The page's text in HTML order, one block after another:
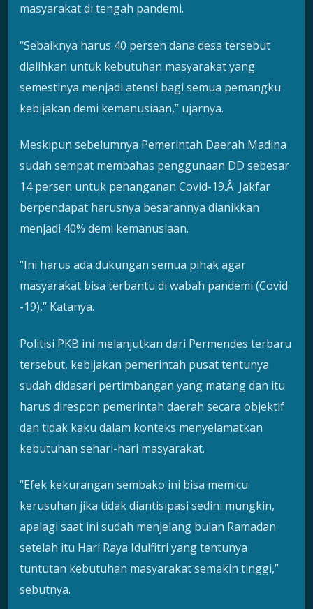
masyarakat di tengah pandemi.
“Sebaiknya harus 40 persen dana desa tersebut
dialihkan untuk kebutuhan masyarakat yang
semestinya menjadi atensi bagi semua pemangku
kebijakan demi kemanusiaan,” ujarnya.
Meskipun sebelumnya Pemerintah Daerah Madina
sudah sempat membahas penggunaan DD sebesar
14 persen untuk penanganan Covid-19.Â Jakfar
berpendapat harusnya besarannya dianikkan
menjadi 40% demi kemanusiaan.
“Ini harus ada dukungan semua pihak agar
masyarakat bisa terbantu di wabah pandemi (Covid
-19),” Katanya.
Politisi PKB ini melanjutkan dari Permendes terbaru
tersebut, kebijakan pemerintah pusat tentunya
sudah didasari pertimbangan yang matang dan itu
harus direspon pemerintah daerah secara objektif
dan tidak kaku dalam konteks menyelamatkan
kebutuhan sehari-hari masyarakat.
“Efek kekurangan sembako ini bisa memicu
kerusuhan jika tidak diantisipasi sedini mungkin,
apalagi saat ini sudah menjelang bulan Ramadan
setelah itu Hari Raya Idulfitri yang tentunya
tuntutan kebutuhan masyarakat semakin tinggi,”
sebutnya.